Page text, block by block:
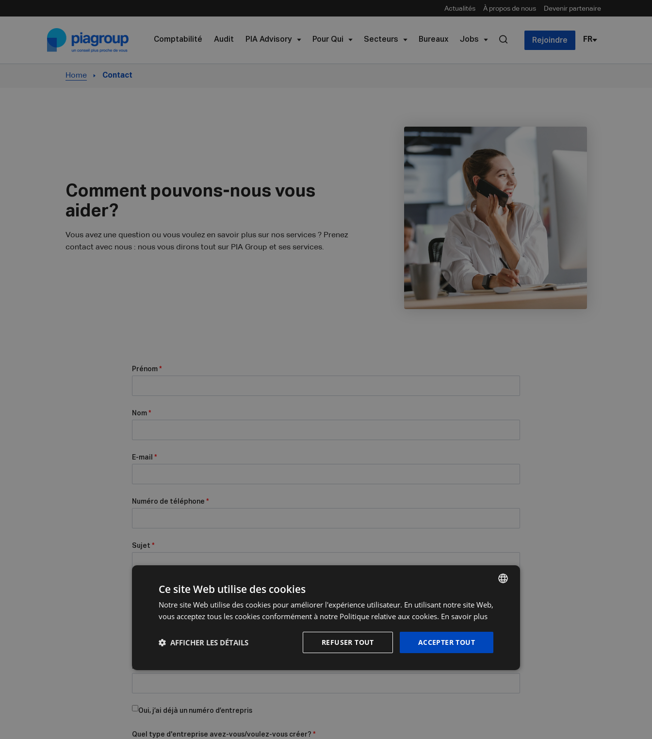
Actualités À propos de nous Devenir partenaire
Comptabilité Audit PIA Advisory Pour Qui Secteurs Bureaux Jobs Rejoindre FR
Home Contact
Comment pouvons-nous vous
aider?
Vous avez une question ou vous voulez en savoir plus sur nos services ? Prenez
contact avec nous : nous vous dirons tout sur PIA Group et ses services.
Prénom *
Nom *
E-mail *
Numéro de téléphone *
Sujet *
Message*
Nom de l'entreprise
Oui, j’ai déjà un numéro d’entrepris
Quel type d'entreprise avez-vous/voulez-vous créer? *
DUTCH
FRENCH
Ce site Web utilise des cookies
Notre site Web utilise des cookies pour améliorer l'expérience utilisateur. En utilisant notre site Web,
vous acceptez tous les cookies conformément à notre Politique relative aux cookies. En savoir plus
ACCEPTER TOUT
REFUSER TOUT
AFFICHER LES DÉTAILS